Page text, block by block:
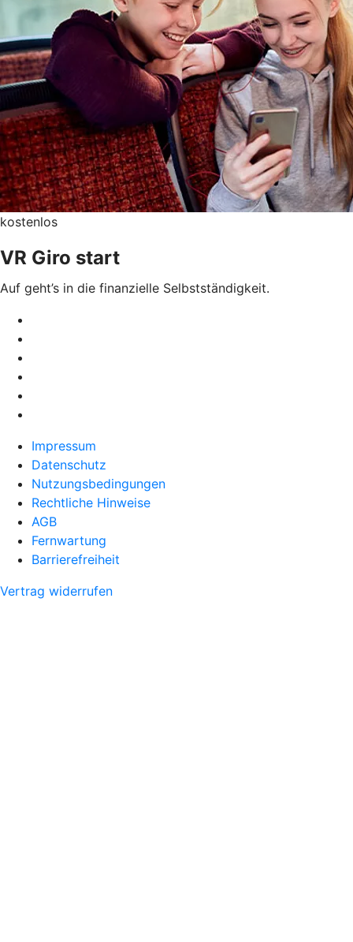
kostenlos
VR Giro start
Auf geht’s in die finanzielle Selbstständigkeit.
Impressum
Datenschutz
Nutzungsbedingungen
Rechtliche Hinweise
AGB
Fernwartung
Barrierefreiheit
Vertrag widerrufen